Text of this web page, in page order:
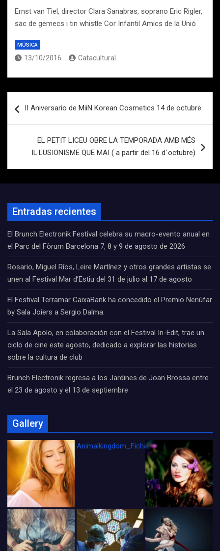
Ernst van Tiel, director Clara Sanabras, soprano Eric Rigler,
sac de gemecs i tin whistle Cor Infantil Amics de la Unió
MÚSICA
13/10/2016 Catacultural
de
II Aniversario de MiiN Korean Cosmetics 14 de octubre
EL PETIT LICEU OBRE LA TEMPORADA AMB MÉS
IL·LUSIONISME QUE MAI ( a partir del 16 d´octubre)
Entradas recientes
El Brunch Electronik Festival celebra su macro-evento anual en
el Parc del Fòrum Barcelona 7, 8 y 9 de agosto de 2026
Rosario, Miguel Ríos, Leire Martínez y otros grandes artistas se
unen al Festival Mar d’Estiu del 31 de julio al 17 de agosto
El Festival Terramar CaixaBank ha concedido el Premio Nenúfar
by Sala Joiers a Sergio Dalma.
La Sala Apolo, en colaboración con el Festival In-Edit, trae un
ciclo de cine este agosto, dedicado a explorar las historias
sobre la cultura de club
Brunch Electronik regresa a los Jardines de Joan Brossa entre
el 23 de agosto y el 13 de septiembre
Gallery
Animalkingdom_FichaCine